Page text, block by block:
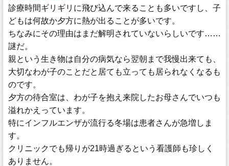
診療時間ギリギリに飛び込んで来ることも多いですし、子
どもは何故か夕方に熱が出ることが多いです。
ちなみにその理由はまだ解明されていないらしいです……
謎だ。
親という生き物は自分の病気なら翌朝まで我慢出来ても、
大切なわが子のことだと居ても立っても居られなくなるも
のです。
夕方の待合室は、わが子を抱え来院したお母さんでいつも
溢れかえっています。
特にインフルエンザが流行る冬場は患者さんが急増しま
す。
クリニックでも帰りが21時過ぎるという看護師も珍しく
ありません。